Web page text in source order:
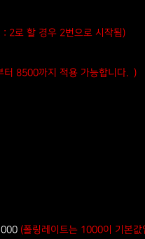
: 2로 할 경우 2번으로 시작됨)
터 8500까지 적용 가능합니다. )
(폴링레이트는 1000이 기본값